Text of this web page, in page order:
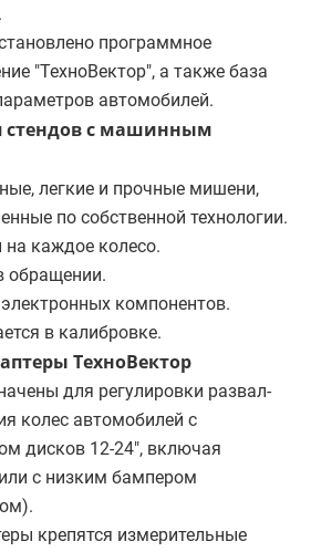
программное
"ТехноВектор", а также база
автомобилей.
с машинным
легкие и прочные мишени,
по собственной технологии.
на каждое колесо.
обращении.
компонентов.
в калибровке.
ТехноВектор
для регулировки развал-
колес автомобилей с
дисков 12-24", включая
с низким бампером
крепятся измерительные